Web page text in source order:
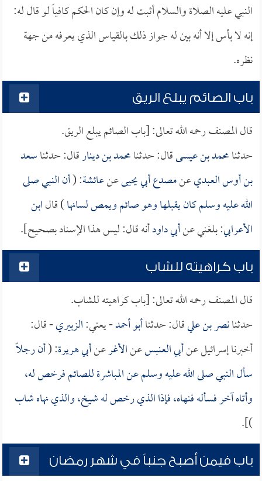
النبي عليه الصلاة والسلام أثبت له وإن كان الحكم كافياً لو قال له:
إنه لا بأس إلا أنه بين له جواز ذلك بالقياس الذي يعرفه من جهة
نظره.
باب الصائم يبلع الريق
قال المصنف رحمه الله تعالى: [باب الصائم يبلع الريق.
حدثنامحمد بن عيسىقال: حدثنامحمد بن دينارقال: حدثناسعد
بن أوس العبديعنمصدع أبي يحيىعنعائشة: (أن النبي صلى
الله عليه وسلم كان يقبلها وهو صائم ويمص لسانها) قالابن
الأعرابي: بلغني عنأبي داودأنه قال: ليس هذا الإسناد بصحيح].
باب كراهيته للشاب
قال المصنف رحمه الله تعالى: [باب كراهيته للشاب.
حدثنانصر بن عليقال: حدثناأبو أحمد- يعني:الزبيري- قال:
أخبرنا إسرائيل عنأبي العنبسعنالأغرعنأبي هريرة: (أن رجلاً
سأل النبي صلى الله عليه وسلم عن المباشرة للصائم فرخص له،
وأتاه آخر فسأله فنهاه، فإذا الذي رخص له شيخ، والذي نهاه شاب
)].
باب فيمن أصبح جنباً في شهر رمضان